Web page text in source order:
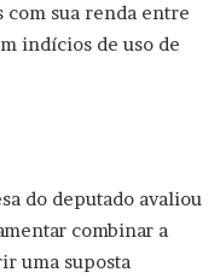
sua renda entre
indícios de uso de
do deputado avaliou
combinar a
uma suposta